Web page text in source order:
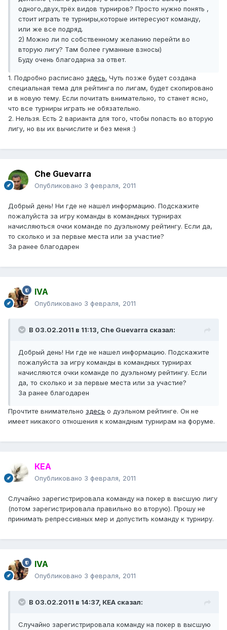
одного,двух,трёх видов турниров? Просто нужно понять ,
стоит играть те турниры,которые интересуют команду,
или же все подряд.
2) Можно ли по собственному желанию перейти во
вторую лигу? Там более гуманные взносы)
Буду очень благодарна за ответ.
1. Подробно расписано здесь. Чуть позже будет создана
специальная тема для рейтинга по лигам, будет скопировано
и в новую тему. Если почитать внимательно, то станет ясно,
что все турниры играть не обязательно.
2. Нельзя. Есть 2 варианта для того, чтобы попасть во вторую
лигу, но вы их вычислите и без меня :)
Che Guevarra
Опубликовано 3 февраля, 2011
Добрый день! Ни где не нашел информацию. Подскажите
пожалуйста за игру команды в командных турнирах
начисляються очки команде по дуэльному рейтингу. Если да,
то сколько и за первые места или за участие?
За ранее благодарен
IVA
Опубликовано 3 февраля, 2011
В 03.02.2011 в 11:13, Che Guevarra сказал:
Добрый день! Ни где не нашел информацию. Подскажите
пожалуйста за игру команды в командных турнирах
начисляются очки команде по дуэльному рейтингу. Если
да, то сколько и за первые места или за участие?
За ранее благодарен
Прочтите внимательно здесь о дуэльном рейтинге. Он не
имеет никакого отношения к командным турнирам на форуме.
КЕА
Опубликовано 3 февраля, 2011
Случайно зарегистрировала команду на покер в высшую лигу
(потом зарегистрировала правильно во вторую). Прошу не
принимать репрессивных мер и допустить команду к турниру.
IVA
Опубликовано 3 февраля, 2011
В 03.02.2011 в 14:37, КЕА сказал:
Случайно зарегистрировала команду на покер в высшую